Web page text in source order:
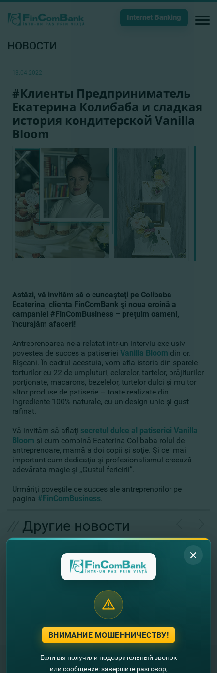
Internet Banking
НОВОСТИ
13.04.2022
#Клиенты Предприниматель
Екатерина Колибаба и сладкая
история кондитерской Vanilla
Bloom
Astăzi, vă invităm să o cunoaşteţi pe Colibaba
Ecaterina, clienta FinComBank şi noua eroină a
campaniei #FinComBusiness – preţuim oameni,
încurajăm afaceri!
Antreprenoarea ne-a relatat într-un interviu exclusiv
povestea de succes a patiseriei Vanilla Bloom din or.
Rîşcani. În cadrul acestuia, vom afla istoria din spatele
torturilor cu 22 de umpluturi, eclerelor, tartelor, prăjiturilor
porţionate, macarons, bezelelor, turtelor dulci şi multor
altor produse de patiserie – toate realizate din
ingrediente 100% naturale, cu un design unic şi gust
rafinat.
Vă invităm să aflaţi secretul dulce al patiseriei Vanilla
Bloom şi cum combină Ecaterina Colibaba rolul de
antreprenoare, mamă a doi copii şi soţie. Şi cel mai
important cum dedicaţia şi profesionalismul creează
adevărata magie şi „Gustul fericirii”.
Urmăriţi poveştile de succes ale antreprenorilor pe
pagina #FinComBusiness.
Другие новости
ВНИМАНИЕ МОШЕННИЧЕСТВУ!
Если вы получили подозрительный звонок
или сообщение: завершите разговор,